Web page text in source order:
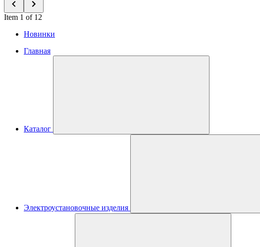
Item 1 of 12
Новинки
Главная
Каталог
Электроустановочные изделия